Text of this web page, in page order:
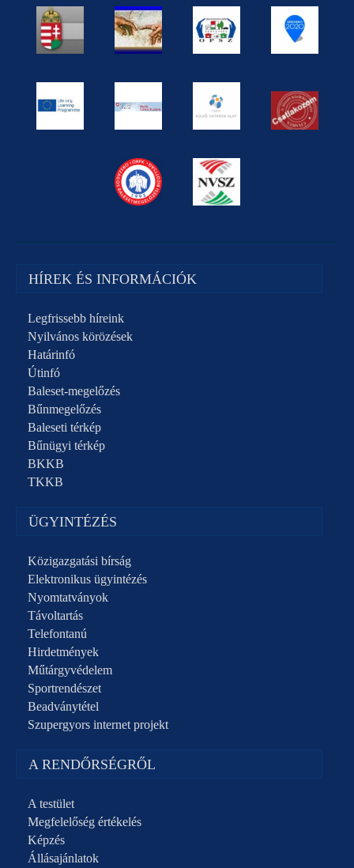
HÍREK ÉS INFORMÁCIÓK
Legfrissebb híreink
Nyilvános körözések
Határinfó
Útinfó
Baleset-megelőzés
Bűnmegelőzés
Baleseti térkép
Bűnügyi térkép
BKKB
TKKB
ÜGYINTÉZÉS
Közigazgatási bírság
Elektronikus ügyintézés
Nyomtatványok
Távoltartás
Telefontanú
Hirdetmények
Műtárgyvédelem
Sportrendészet
Beadványtétel
Szupergyors internet projekt
A RENDŐRSÉGRŐL
A testület
Megfelelőség értékelés
Képzés
Állásajánlatok